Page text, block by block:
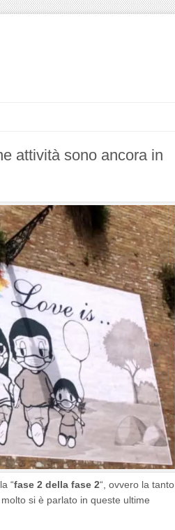
attività sono ancora in
“fase 2 della fase 2“, ovvero la tanto
si è parlato in queste ultime